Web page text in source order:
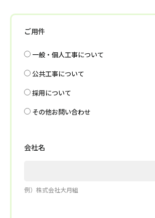
ご用件
一般・個人工事について
公共工事について
採用について
その他お問い合わせ
会社名
例）株式会社大月組